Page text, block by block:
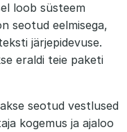
loob süsteem
seotud eelmisega,
järjepidevuse.
eraldi teie paketi
seotud vestlused
kogemus ja ajaloo